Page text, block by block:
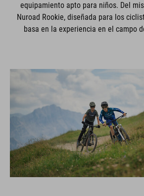
equipamiento apto para niños. Del
Nuroad Rookie, diseñada para los
basa en la experiencia en el campo